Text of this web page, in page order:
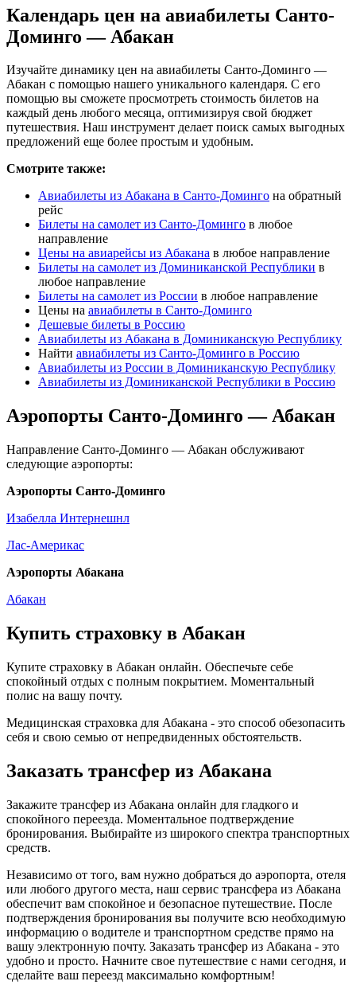
Календарь цен на авиабилеты Санто-
Доминго — Абакан
Изучайте динамику цен на авиабилеты Санто-Доминго —
Абакан с помощью нашего уникального календаря. С его
помощью вы сможете просмотреть стоимость билетов на
каждый день любого месяца, оптимизируя свой бюджет
путешествия. Наш инструмент делает поиск самых выгодных
предложений еще более простым и удобным.
Смотрите также:
Авиабилеты из Абакана в Санто-Доминго на обратный
рейс
Билеты на самолет из Санто-Доминго в любое
направление
Цены на авиарейсы из Абакана в любое направление
Билеты на самолет из Доминиканской Республики в
любое направление
Билеты на самолет из России в любое направление
Цены на авиабилеты в Санто-Доминго
Дешевые билеты в Россию
Авиабилеты из Абакана в Доминиканскую Республику
Найти авиабилеты из Санто-Доминго в Россию
Авиабилеты из России в Доминиканскую Республику
Авиабилеты из Доминиканской Республики в Россию
Аэропорты Санто-Доминго — Абакан
Направление Санто-Доминго — Абакан обслуживают
следующие аэропорты:
Аэропорты Санто-Доминго
Изабелла Интернешнл
Лас-Америкас
Аэропорты Абакана
Абакан
Купить страховку в Абакан
Купите страховку в Абакан онлайн. Обеспечьте себе
спокойный отдых с полным покрытием. Моментальный
полис на вашу почту.
Медицинская страховка для Абакана - это способ обезопасить
себя и свою семью от непредвиденных обстоятельств.
Заказать трансфер из Абакана
Закажите трансфер из Абакана онлайн для гладкого и
спокойного переезда. Моментальное подтверждение
бронирования. Выбирайте из широкого спектра транспортных
средств.
Независимо от того, вам нужно добраться до аэропорта, отеля
или любого другого места, наш сервис трансфера из Абакана
обеспечит вам спокойное и безопасное путешествие. После
подтверждения бронирования вы получите всю необходимую
информацию о водителе и транспортном средстве прямо на
вашу электронную почту. Заказать трансфер из Абакана - это
удобно и просто. Начните свое путешествие с нами сегодня, и
сделайте ваш переезд максимально комфортным!